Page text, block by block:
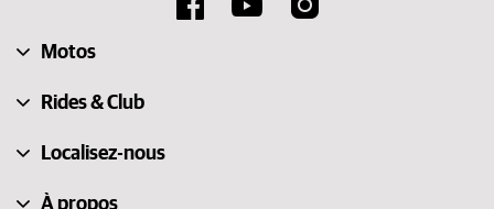
Suisse
Motos
Rides & Club
Localisez-nous
À propos